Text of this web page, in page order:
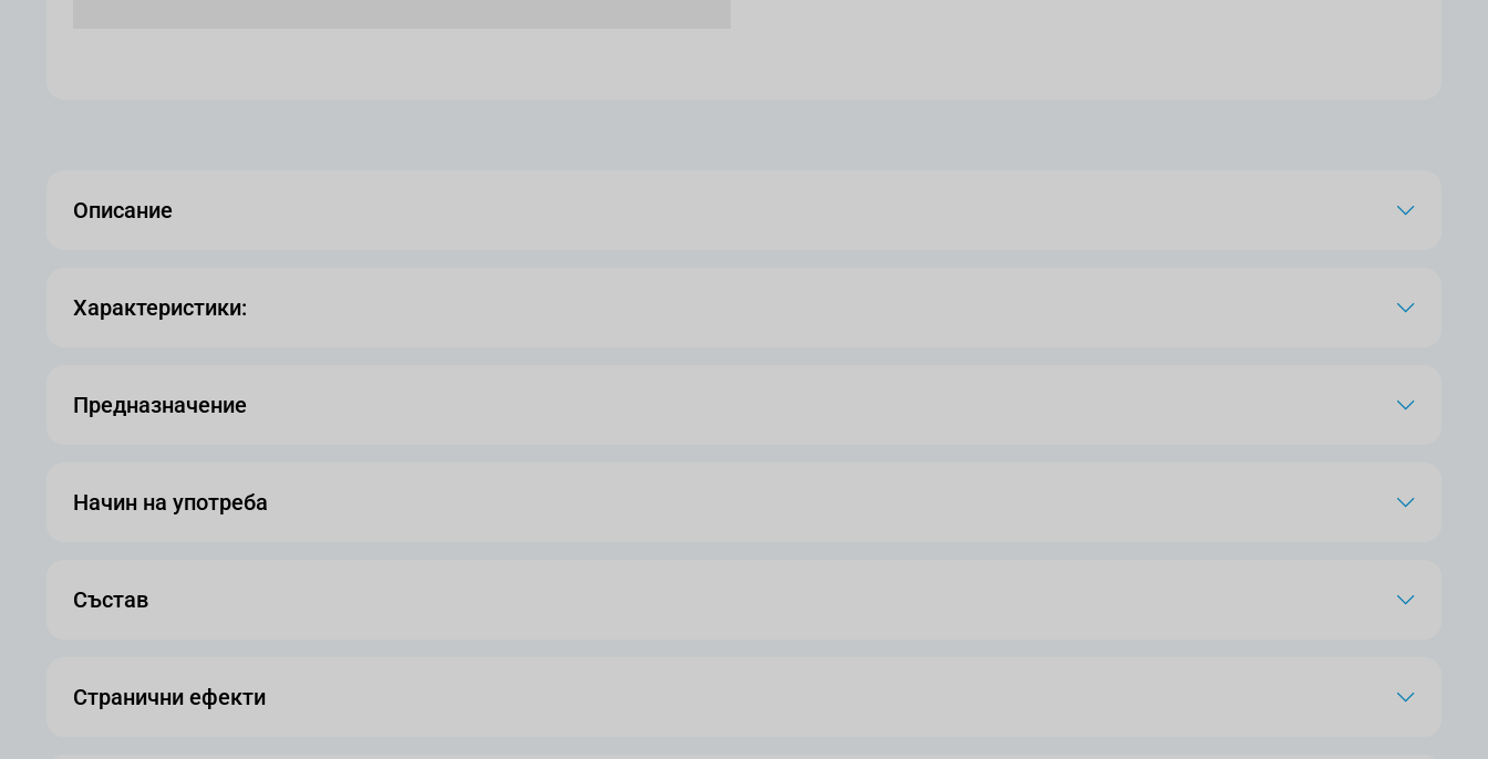
Описание
Характеристики:
Предназначение
Начин на употреба
Състав
Странични ефекти